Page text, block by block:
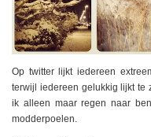
Op twitter lijkt iedereen
terwijl iedereen gelukkig lijkt te
ik alleen maar regen naar
modderpoelen.